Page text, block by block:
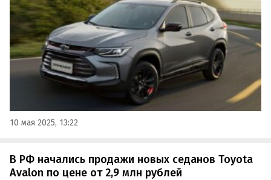
продаются из наличия и стоят минимум 2 040 000…
10 мая 2025, 13:22
В РФ начались продажи новых седанов Toyota
Avalon по цене от 2,9 млн рублей